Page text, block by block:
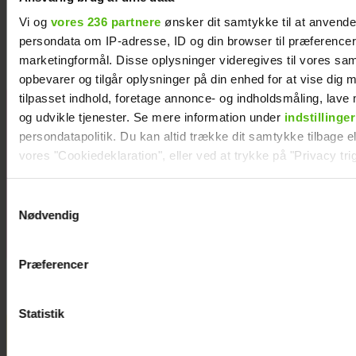
Vi og vores 236 partnere ønsker dit samtykke til at
persondata om IP-adresse, ID og din browser til
marketingformål. Disse oplysninger videregives til vores
opbevarer og tilgår oplysninger på din enhed for at vise dig
tilpasset indhold, foretage annonce- og indholdsmåling, lave
og udvikle tjenester. Se mere information under indstillinger
persondatapolitik. Du kan altid trække dit samtykke tilbage
vores "Cookiedeklaration", eller ved at trykke på "Privacy
Vi anvender egne cookies og cookies fra tredjeparter til at
generere statistik og huske dine præferencer samt til brug
Nødvendig
Præferencer
Statistik
Helena Witt deler stor babylykke
TV 2-profilen
Stefan Jepsen
ramt af